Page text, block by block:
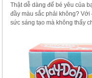
Thật dễ dàng để bé yêu của
đầy màu sắc phải không?
sức sáng tạo mà không thấy